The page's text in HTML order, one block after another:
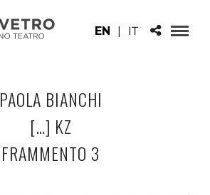
EN | IT
PAOLA BIANCHI
[…] KZ
FRAMMENTO 3